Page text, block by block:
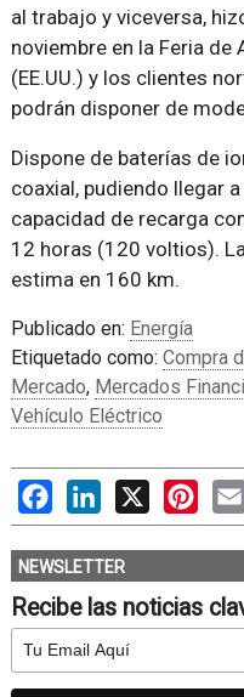
al trabajo y viceversa,
noviembre en la Feria
(EE.UU.) y los clientes
podrán disponer de
Dispone de baterías de
coaxial, pudiendo llegar
capacidad de recarga
12 horas (120 voltios).
estima en 160 km.
Publicado en: Energía
Etiquetado como: Compra
Mercado, Mercados
Vehículo Eléctrico
FacebookLinkedIn
X
NEWSLETTER
Recibe las noticias